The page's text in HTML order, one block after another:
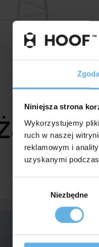
Zgoda
Niniejsza strona
Wykorzystujemy
ruch w naszej
reklamowym i
uzyskanymi
Niezbędne